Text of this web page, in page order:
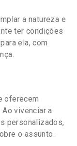
a natureza e
ter condições
ela, com
oferecem
vivenciar a
personalizados,
o assunto.